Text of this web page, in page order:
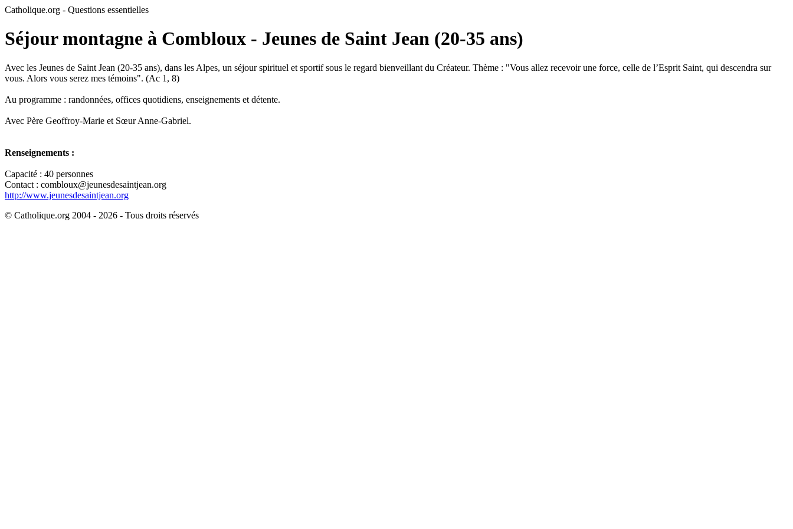
Catholique.org - Questions essentielles
Séjour montagne à Combloux - Jeunes de Saint Jean (20-35 ans)
Avec les Jeunes de Saint Jean (20-35 ans), dans les Alpes, un séjour spirituel et sportif sous le regard bienveillant du Créateur. Thème : "Vous allez recevoir une force, celle de l’Esprit Saint, qui descendra sur
vous. Alors vous serez mes témoins". (Ac 1, 8)
Au programme : randonnées, offices quotidiens, enseignements et détente.
Avec Père Geoffroy-Marie et Sœur Anne-Gabriel.
Renseignements :
Capacité : 40 personnes
Contact : combloux@jeunesdesaintjean.org
http://www.jeunesdesaintjean.org
© Catholique.org 2004 - 2026 - Tous droits réservés